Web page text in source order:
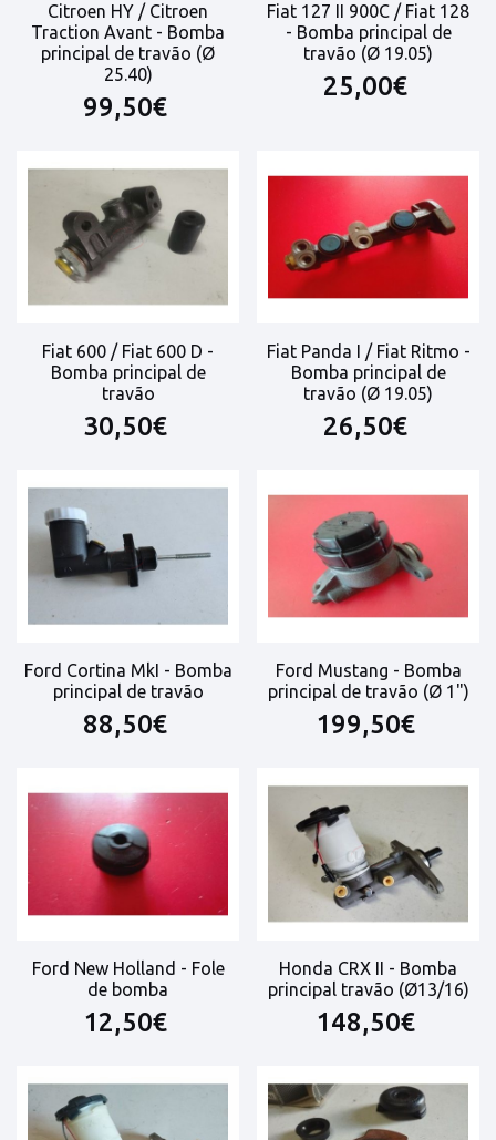
Citroen HY / Citroen
Traction Avant - Bomba
principal de travão (Ø
25.40)
99,50€
Fiat 127 II 900C / Fiat 128
- Bomba principal de
travão (Ø 19.05)
25,00€
Fiat 600 / Fiat 600 D -
Bomba principal de
travão
30,50€
Fiat Panda I / Fiat Ritmo -
Bomba principal de
travão (Ø 19.05)
26,50€
Ford Cortina MkI - Bomba
principal de travão
88,50€
Ford Mustang - Bomba
principal de travão (Ø 1")
199,50€
Ford New Holland - Fole
de bomba
12,50€
Honda CRX II - Bomba
principal travão (Ø13/16)
148,50€